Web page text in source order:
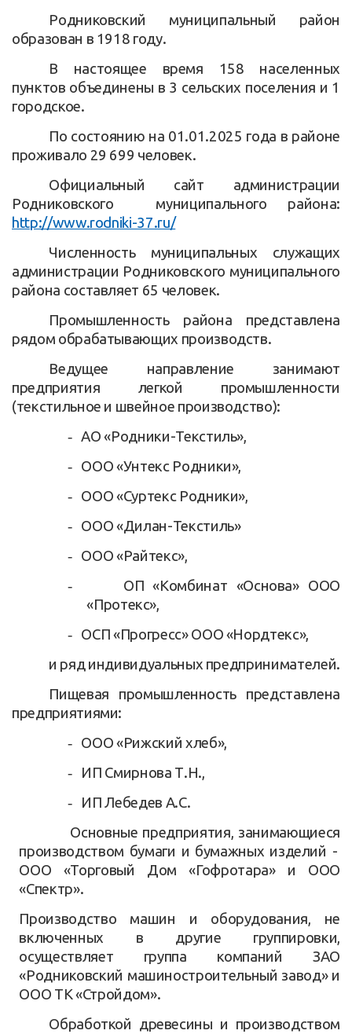
Родниковский муниципальный район
образован в 1918 году.
В настоящее время 158 населенных
пунктов объединены в 3 сельских поселения и 1
городское.
По состоянию на 01.01.2025 года в районе
проживало 29 699 человек.
Официальный сайт администрации
Родниковского муниципального района:
http://www.rodniki-37.ru/
Численность муниципальных служащих
администрации Родниковского муниципального
района составляет 65 человек.
Промышленность района представлена
рядом обрабатывающих производств.
Ведущее направление занимают
предприятия легкой промышленности
(текстильное и швейное производство):
- АО «Родники-Текстиль»,
- ООО «Унтекс Родники»,
- ООО «Суртекс Родники»,
- ООО «Дилан-Текстиль»
- ООО «Райтекс»,
-
ОП «Комбинат «Основа» ООО
«Протекс»,
- ОСП «Прогресс» ООО «Нордтекс»,
и ряд индивидуальных предпринимателей.
Пищевая промышленность представлена
предприятиями:
- ООО «Рижский хлеб»,
-
ИП Смирнова Т.Н.,
-
ИП Лебедев А.С.
Основные предприятия, занимающиеся
производством бумаги и бумажных изделий -
ООО «Торговый Дом «Гофротара» и ООО
«Спектр».
Производство машин и оборудования, не
включенных в другие группировки,
осуществляет группа компаний ЗАО
«Родниковский машиностроительный завод» и
ООО ТК «Стройдом».
Обработкой древесины и производством